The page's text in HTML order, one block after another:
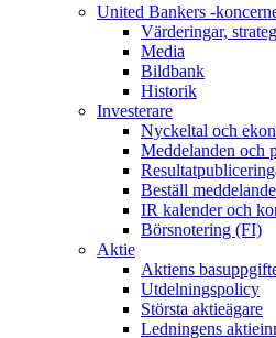
United Bankers -
Värderingar,
Media
Bildbank
Historik
Investerare
Nyckeltal och
Meddelanden och
Beställ
IR kalender och
Börsnotering (FI)
Aktie
Aktiens
Utdelningspolicy
Största aktieägare
Ledningens